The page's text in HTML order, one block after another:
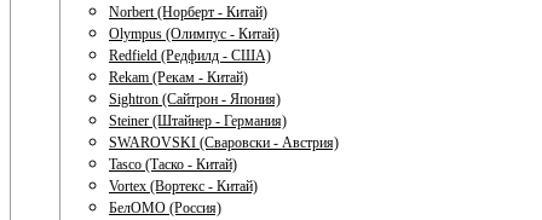
Norbert (Норберт - Китай)
Olympus (Олимпус - Китай)
Redfield (Редфилд - США)
Rekam (Рекам - Китай)
Sightron (Сайтрон - Япония)
Steiner (Штайнер - Германия)
SWAROVSKI (Сваровски - Австрия)
Tasco (Таско - Китай)
Vortex (Вортекс - Китай)
БелОМО (Россия)